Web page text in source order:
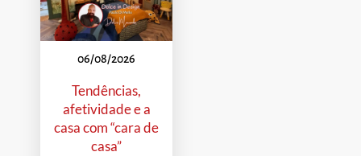
06/08/2026
Tendências,
afetividade e a
casa com “cara de
casa”